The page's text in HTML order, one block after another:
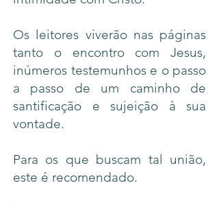
Os leitores viverão nas páginas
tanto o encontro com Jesus,
inúmeros testemunhos e o passo
a passo de um caminho de
santificação e sujeição à sua
vontade.
Para os que buscam tal união,
este é recomendado.